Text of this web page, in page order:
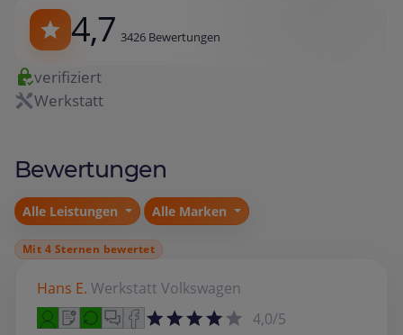
4,7 3426 Bewertungen
verifiziert
Werkstatt
Bewertungen
Alle Leistungen Alle Marken
Mit 4 Sternen bewertet
Hans E. Werkstatt Volkswagen
4,0/5